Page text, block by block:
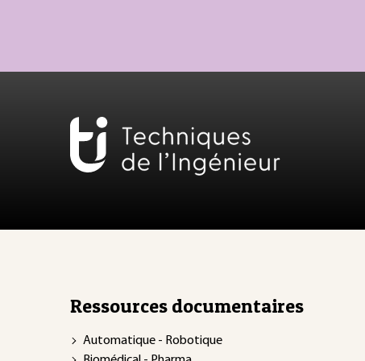
Ressources documentaires
Automatique - Robotique